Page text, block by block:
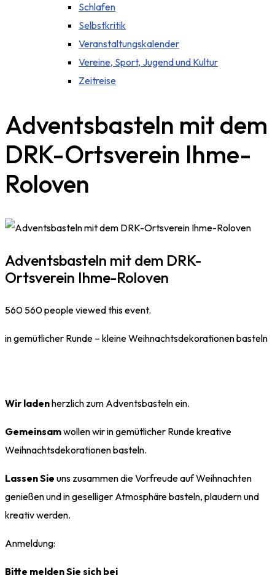
Schlafen
Selbstkritik
Veranstaltungskalender
Vereine, Sport, Jugend und Kultur
Zeitreise
Adventsbasteln mit dem
DRK-Ortsverein Ihme-
Roloven
Adventsbasteln mit dem DRK-
Ortsverein Ihme-Roloven
560 560 people viewed this event.
in gemütlicher Runde – kleine Weihnachtsdekorationen basteln
Wir ladenherzlich zum Adventsbasteln ein.
Gemeinsamwollen wir in gemütlicher Runde kreative
Weihnachtsdekorationen basteln.
Lassen Sie uns zusammen die Vorfreude auf Weihnachten
genießen und in geselliger Atmosphäre basteln, plaudern und
kreativ werden.
Anmeldung:
Bitte melden Sie sich bei